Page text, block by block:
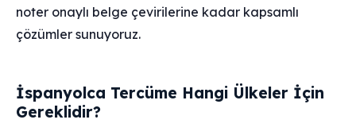
noter onaylı belge çevirilerine kadar kapsamlı
çözümler sunuyoruz.
İspanyolca Tercüme Hangi Ülkeler İçin
Gereklidir?